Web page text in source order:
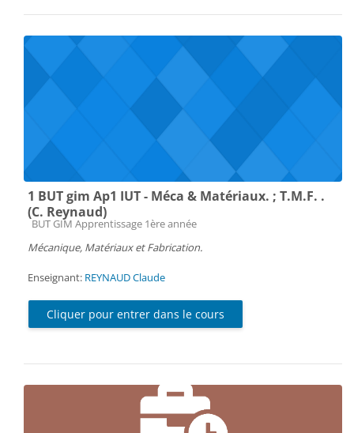
1 BUT gim Ap1 IUT - Méca & Matériaux. ; T.M.F. .
(C. Reynaud)
Catégorie de cours
BUT GIM Apprentissage 1ère année
Mécanique, Matériaux et Fabrication.
Enseignant: REYNAUD Claude
Cliquer pour entrer dans le cours